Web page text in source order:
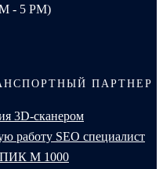
- 5 PM)
ПАРТНЕР
3D-сканером
работу SEO специалист
М 1000